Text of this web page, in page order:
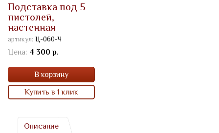
Описание
Подставка под 5
пистолей,
настенная
артикул: Ц-060-Ч
Цена: 4 300 р.
В корзину
Купить в 1 клик